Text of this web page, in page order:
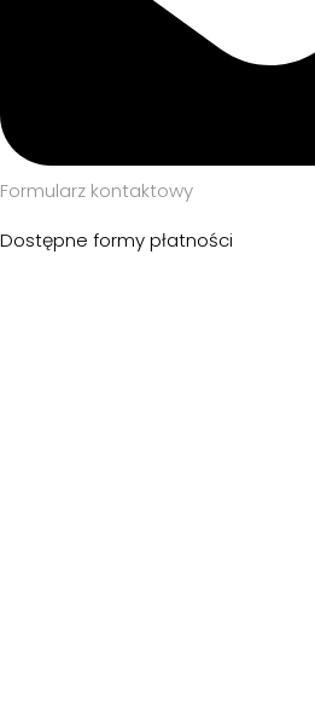
Formularz kontaktowy
Dostępne formy płatności